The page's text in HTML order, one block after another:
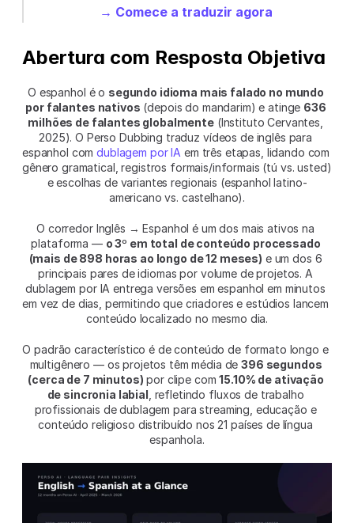
→ Comece a traduzir agora
Abertura com Resposta Objetiva
O espanhol é o segundo idioma mais falado no mundo
por falantes nativos (depois do mandarim) e atinge 636
milhões de falantes globalmente (Instituto Cervantes,
2025). O Perso Dubbing traduz vídeos de inglês para
espanhol com dublagem por IA em três etapas, lidando com
gênero gramatical, registros formais/informais (tú vs. usted)
e escolhas de variantes regionais (espanhol latino-
americano vs. castelhano).
O corredor Inglês → Espanhol é um dos mais ativos na
plataforma — o 3º em total de conteúdo processado
(mais de 898 horas ao longo de 12 meses) e um dos 6
principais pares de idiomas por volume de projetos. A
dublagem por IA entrega versões em espanhol em minutos
em vez de dias, permitindo que criadores e estúdios lancem
conteúdo localizado no mesmo dia.
O padrão característico é de conteúdo de formato longo e
multigênero — os projetos têm média de 396 segundos
(cerca de 7 minutos) por clipe com 15.10% de ativação
de sincronia labial , refletindo fluxos de trabalho
profissionais de dublagem para streaming, educação e
conteúdo religioso distribuído nos 21 países de língua
espanhola.